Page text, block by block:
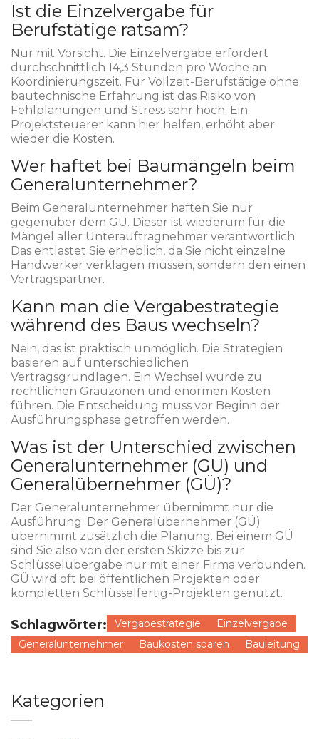
Ist die Einzelvergabe für
Berufstätige ratsam?
Nur mit Vorsicht. Die Einzelvergabe erfordert
durchschnittlich 14,3 Stunden pro Woche an
Koordinierungszeit. Für Vollzeit-Berufstätige ohne
bautechnische Erfahrung ist das Risiko von
Fehlplanungen und Stress sehr hoch. Ein
Projektsteuerer kann hier helfen, erhöht aber
wieder die Kosten.
Wer haftet bei Baumängeln beim
Generalunternehmer?
Beim Generalunternehmer haften Sie nur
gegenüber dem GU. Dieser ist wiederum für die
Mängel aller Unterauftragnehmer verantwortlich.
Das entlastet Sie erheblich, da Sie nicht einzelne
Handwerker verklagen müssen, sondern den einen
Vertragspartner.
Kann man die Vergabestrategie
während des Baus wechseln?
Nein, das ist praktisch unmöglich. Die Strategien
basieren auf unterschiedlichen
Vertragsgrundlagen. Ein Wechsel würde zu
rechtlichen Grauzonen und enormen Kosten
führen. Die Entscheidung muss vor Beginn der
Ausführungsphase getroffen werden.
Was ist der Unterschied zwischen
Generalunternehmer (GU) und
Generalübernehmer (GÜ)?
Der Generalunternehmer übernimmt nur die
Ausführung. Der Generalübernehmer (GÜ)
übernimmt zusätzlich die Planung. Bei einem GÜ
sind Sie also von der ersten Skizze bis zur
Schlüsselübergabe nur mit einer Firma verbunden.
GÜ wird oft bei öffentlichen Projekten oder
kompletten Schlüsselfertig-Projekten genutzt.
Schlagwörter: Vergabestrategie
Einzelvergabe
Generalunternehmer
Baukosten sparen Bauleitung
Kategorien